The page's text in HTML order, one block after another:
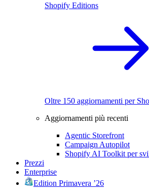
Shopify Editions
Oltre 150 aggiornamenti per
Aggiornamenti più recenti
Agentic Storefront
Campaign Autopilot
Shopify AI Toolkit per
Prezzi
Enterprise
Edition Primavera ’26